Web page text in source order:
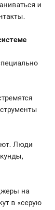
и
Люди
на
в «серую